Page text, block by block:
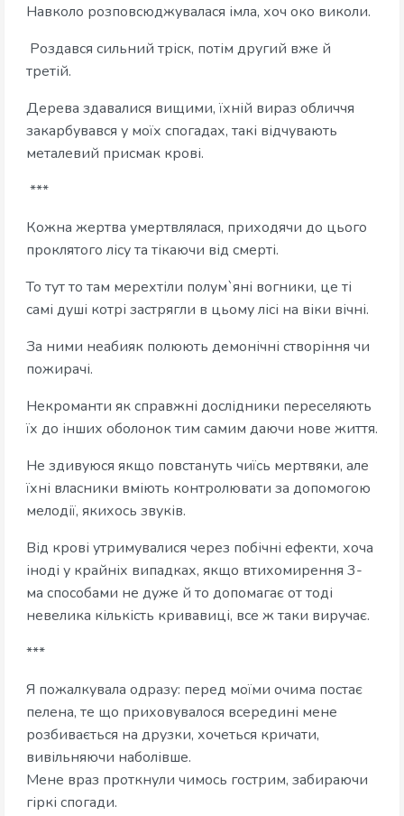
Навколо розповсюджувалася імла, хоч око виколи.
Роздався сильний тріск, потім другий вже й
третій.
Дерева здавалися вищими, їхній вираз обличчя
закарбувався у моїх спогадах, такі відчувають
металевий присмак крові.
***
Кожна жертва умертвлялася, приходячи до цього
проклятого лісу та тікаючи від смерті.
То тут то там мерехтіли полум`яні вогники, це ті
самі душі котрі застрягли в цьому лісі на віки вічні.
За ними неабияк полюють демонічні створіння чи
пожирачі.
Некроманти як справжні дослідники переселяють
їх до інших оболонок тим самим даючи нове життя.
Не здивуюся якщо повстануть чиїсь мертвяки, але
їхні власники вміють контролювати за допомогою
мелодії, якихось звуків.
Від крові утримувалися через побічні ефекти, хоча
іноді у крайніх випадках, якщо втихомирення 3-
ма способами не дуже й то допомагає от тоді
невелика кількість кривавиці, все ж таки виручає.
***
Я пожалкувала одразу: перед моїми очима постає
пелена, те що приховувалося всередині мене
розбивається на друзки, хочеться кричати,
вивільняючи наболівше.
Мене враз проткнули чимось гострим, забираючи
гіркі спогади.